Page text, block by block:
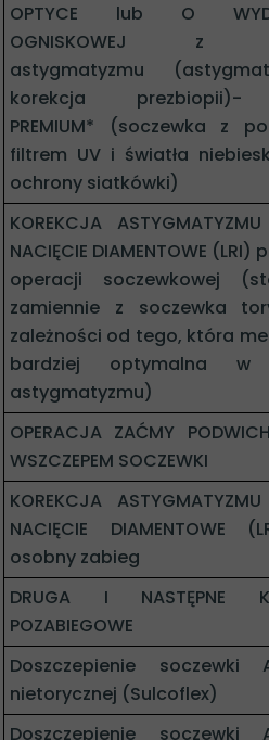
OPTYCE lub O
OGNISKOWEJ z
astygmatyzmu
korekcja
PREMIUM* (soczewka z
filtrem UV i światła
ochrony siatkówki)
KOREKCJA ASTYGMATYZMU
NACIĘCIE DIAMENTOWE (LRI)
operacji soczewkowej
zamiennie z soczewka
zależności od tego, która
bardziej optymalna w
astygmatyzmu)
OPERACJA ZAĆMY
WSZCZEPEM SOCZEWKI
KOREKCJA ASTYGMATYZMU
NACIĘCIE DIAMENTOWE
osobny zabieg
DRUGA I NASTĘPNE
POZABIEGOWE
Doszczepienie soczewki
nietorycznej (Sulcoflex)
Doszczepienie soczewki